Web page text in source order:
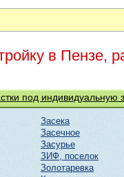
в Пензе,
под индивидуальную
Засека
Засечное
Засурье
ЗИФ, поселок
Золотаревка